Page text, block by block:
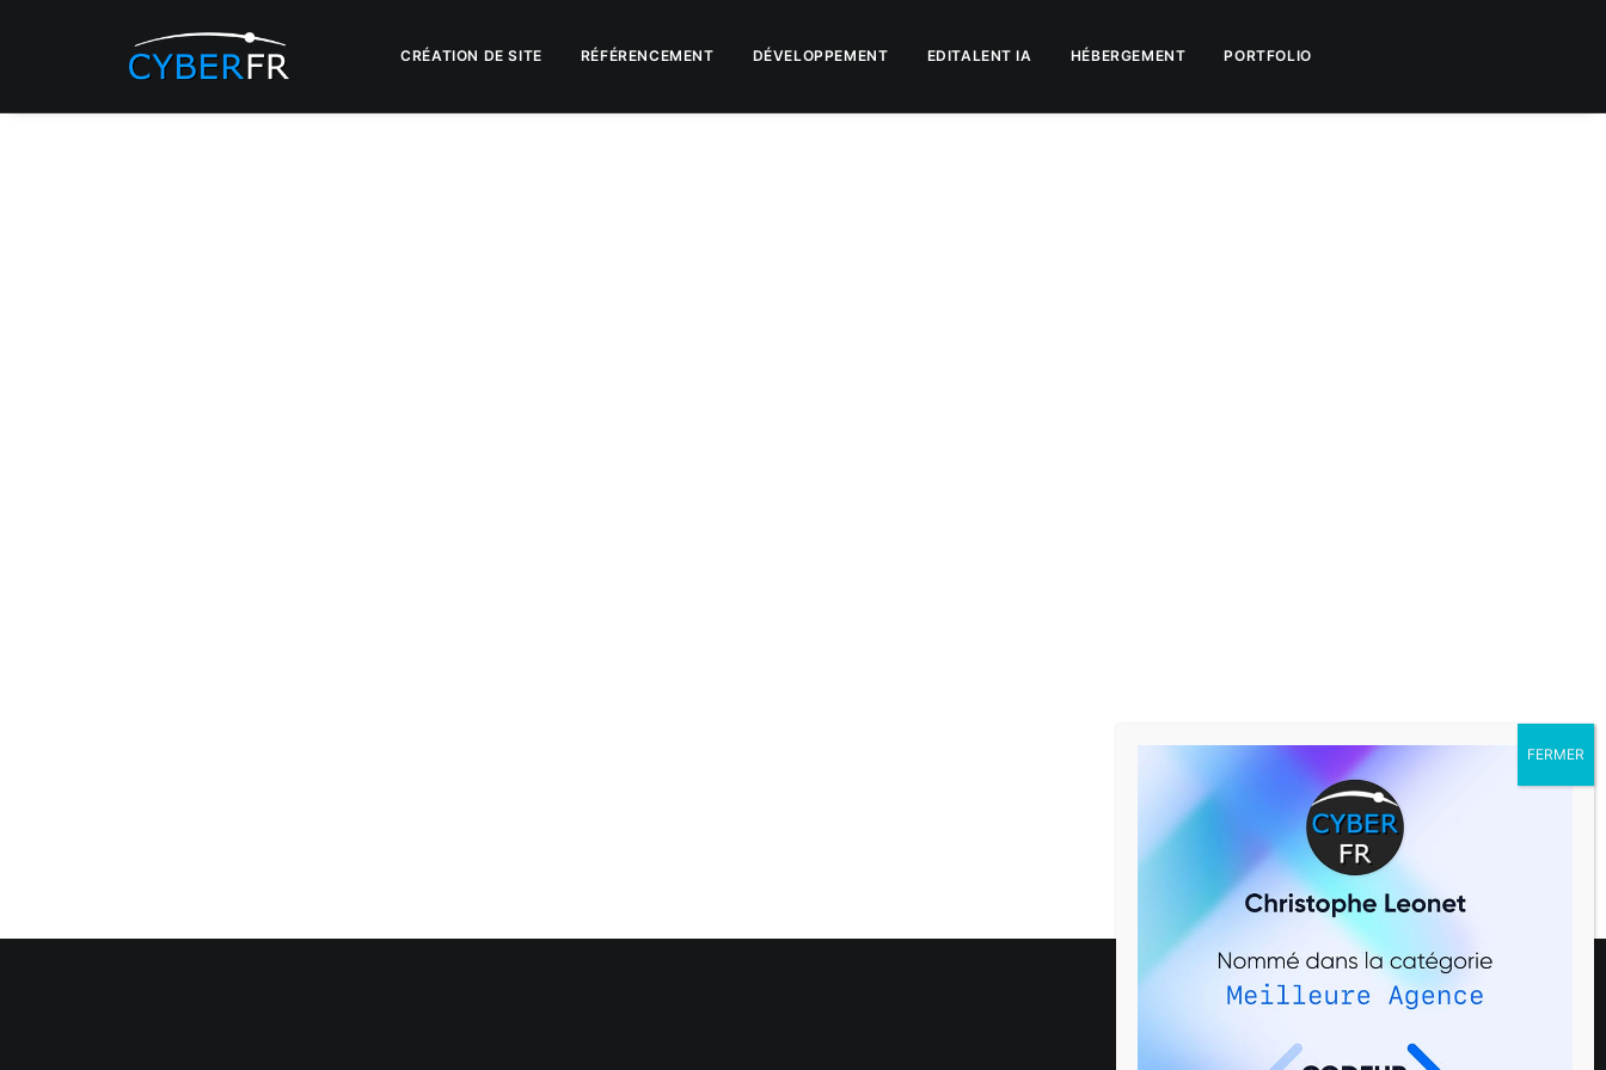
CRÉATION DE SITE RÉFÉRENCEMENT DÉVELOPPEMENT EDITALENT IA HÉBERGEMENT PORTFOLIO